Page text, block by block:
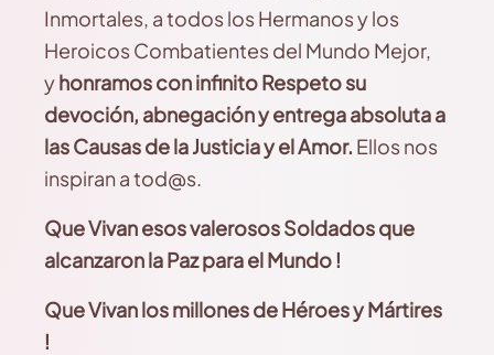
Inmortales, a todos los Hermanos y los
Heroicos Combatientes del Mundo Mejor,
yhonramos con infinito Respeto su
devoción, abnegación y entrega absoluta a
las Causas de la Justicia y el Amor. Ellos nos
inspiran a tod@s.
Que Vivan esos valerosos Soldados que
alcanzaron la Paz para el Mundo !
Que Vivan los millones de Héroes y Mártires
!